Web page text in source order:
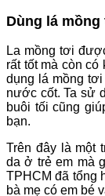
Dùng lá
La mồng tơi
rất tốt mà còn
dụng lá mồng
nước cốt. Ta sử
buôi tối cũng
bạn.
Trên đây là một
da ở trẻ em mà
TPHCM đã tổng
bà mẹ có em bé